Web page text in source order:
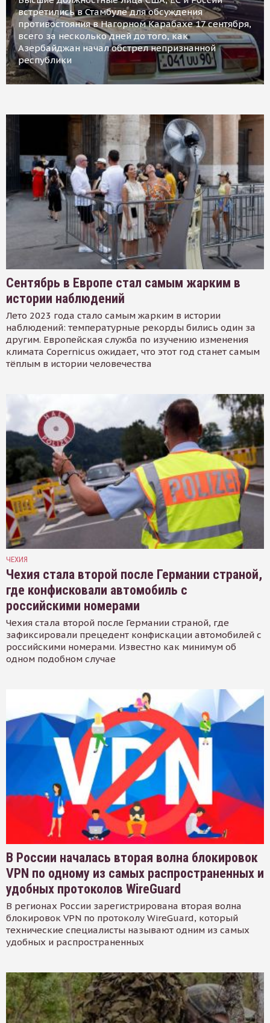
встретились в Стамбуле для обсуждения
противостояния в Нагорном Карабахе 17 сентября,
всего за несколько дней до того, как
Азербайджан начал обстрел непризнанной
республики
Сентябрь в Европе стал самым жарким в
истории наблюдений
Лето 2023 года стало самым жарким в истории
наблюдений: температурные рекорды бились один за
другим. Европейская служба по изучению изменения
климата Copernicus ожидает, что этот год станет самым
тёплым в истории человечества
ЧЕХИЯ
Чехия стала второй после Германии страной,
где конфисковали автомобиль с
российскими номерами
Чехия стала второй после Германии страной, где
зафиксировали прецедент конфискации автомобилей с
российскими номерами. Известно как минимум об
одном подобном случае
В России началась вторая волна блокировок
VPN по одному из самых распространенных и
удобных протоколов WireGuard
В регионах России зарегистрирована вторая волна
блокировок VPN по протоколу WireGuard, который
технические специалисты называют одним из самых
удобных и распространенных